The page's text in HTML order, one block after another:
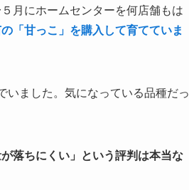
月にホームセンターを何店舗もは
「甘っこ」を購入して育てていま
いました。気になっている品種だっ
落ちにくい」という評判は本当な